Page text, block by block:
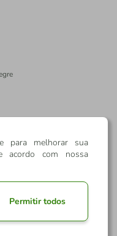
para melhorar sua
acordo com nossa
Permitir todos